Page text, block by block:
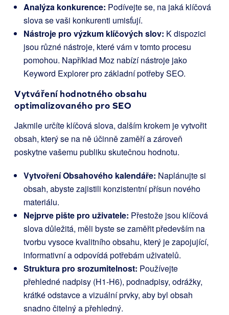
Analýza konkurence: Podívejte se, na jaká klíčová
slova se vaši konkurenti umisťují.
Nástroje pro výzkum klíčových slov: K dispozici
jsou různé nástroje, které vám v tomto procesu
pomohou. Například Moz nabízí nástroje jako
Keyword Explorer pro základní potřeby SEO.
Vytváření hodnotného obsahu
optimalizovaného pro SEO
Jakmile určíte klíčová slova, dalším krokem je vytvořit
obsah, který se na ně účinně zaměří a zároveň
poskytne vašemu publiku skutečnou hodnotu.
Vytvoření Obsahového kalendáře: Naplánujte si
obsah, abyste zajistili konzistentní přísun nového
materiálu.
Nejprve pište pro uživatele: Přestože jsou klíčová
slova důležitá, měli byste se zaměřit především na
tvorbu vysoce kvalitního obsahu, který je zapojující,
informativní a odpovídá potřebám uživatelů.
Struktura pro srozumitelnost: Používejte
přehledné nadpisy (H1-H6), podnadpisy, odrážky,
krátké odstavce a vizuální prvky, aby byl obsah
snadno čitelný a přehledný.